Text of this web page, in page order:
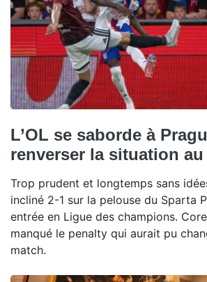
L’OL se saborde à
renverser la situation
Trop prudent et longtemps sans
incliné 2-1 sur la pelouse du Sparta
entrée en Ligue des champions.
manqué le penalty qui aurait pu
match.